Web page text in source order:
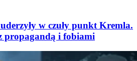
w czuły punkt Kremla.
propagandą i fobiami